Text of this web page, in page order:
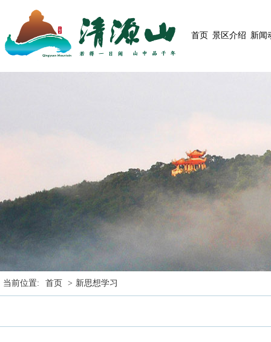
首页 景区介绍 新闻
当前位置: 首页 > 新思想学习